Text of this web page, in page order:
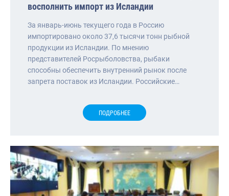
восполнить импорт из Исландии
За январь-июнь текущего года в Россию
импортировано около 37,6 тысячи тонн рыбной
продукции из Исландии. По мнению
представителей Росрыболовства, рыбаки
способны обеспечить внутренний рынок после
запрета поставок из Исландии. Российские…
ПОДРОБНЕЕ